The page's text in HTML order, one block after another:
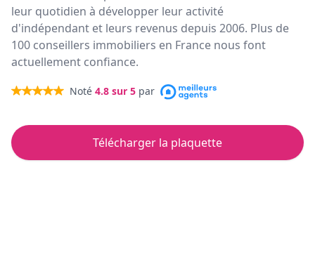
leur quotidien à développer leur activité
d'indépendant et leurs revenus depuis 2006. Plus de
100 conseillers immobiliers en France nous font
actuellement confiance.
Noté 4.8 sur 5 par
Télécharger la plaquette